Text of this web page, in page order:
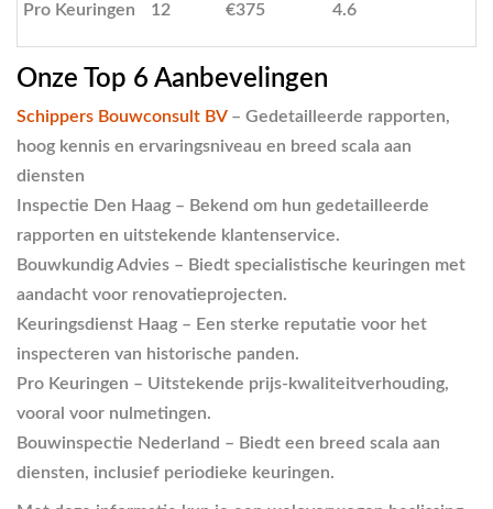
Pro Keuringen 12 €375 4.6
Onze Top 6 Aanbevelingen
Schippers Bouwconsult BV– Gedetailleerde rapporten,
hoog kennis en ervaringsniveau en breed scala aan
diensten
Inspectie Den Haag – Bekend om hun gedetailleerde
rapporten en uitstekende klantenservice.
Bouwkundig Advies – Biedt specialistische keuringen met
aandacht voor renovatieprojecten.
Keuringsdienst Haag – Een sterke reputatie voor het
inspecteren van historische panden.
Pro Keuringen – Uitstekende prijs-kwaliteitverhouding,
vooral voor nulmetingen.
Bouwinspectie Nederland – Biedt een breed scala aan
diensten, inclusief periodieke keuringen.